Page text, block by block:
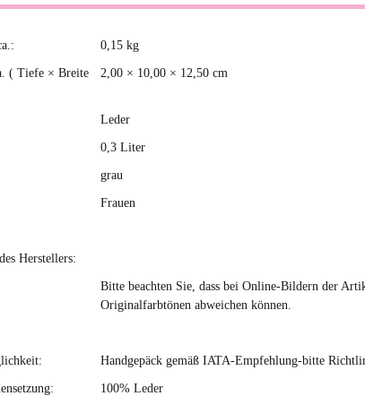
0,15 kg
( Tiefe × Breite
2,00 × 10,00 × 12,50 cm
Leder
0,3 Liter
grau
Frauen
Herstellers:
Bitte beachten Sie, dass bei Online-Bildern der
Originalfarbtönen abweichen können.
Handgepäck gemäß IATA-Empfehlung-bitte
100% Leder